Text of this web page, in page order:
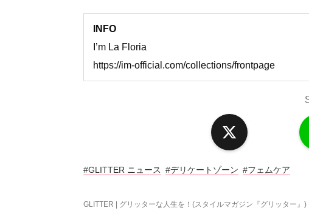
INFO
I’m La Floria
https://im-official.com/collections/frontpage
#GLITTER ニュース #デリケートゾーン #フェムケア
GLITTER | グリッターな人生を！(スタイルマガジン『グリッター』)